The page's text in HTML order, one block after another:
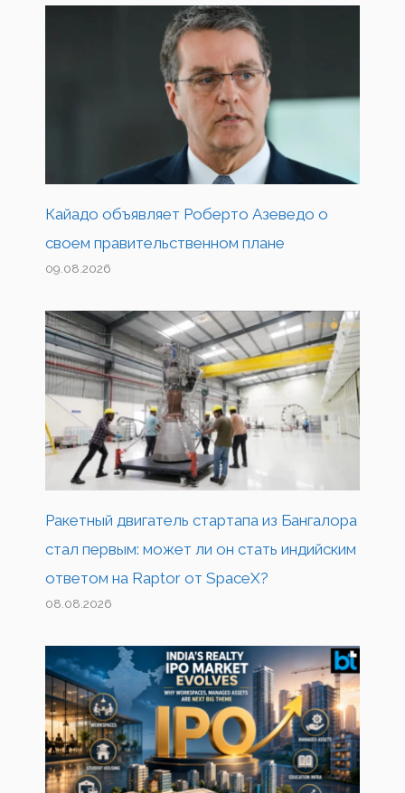
Кайадо объявляет Роберто Азеведо о
своем правительственном плане
09.08.2026
Ракетный двигатель стартапа из Бангалора
стал первым: может ли он стать индийским
ответом на Raptor от SpaceX?
08.08.2026